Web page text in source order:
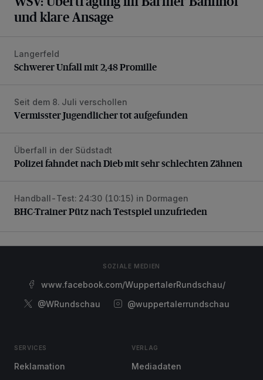
und klare Ansage
Schwerer Unfall mit 2,48 Promille
Langerfeld
Schwerer Unfall mit 2,48 Promille
Vermisster Jugendlicher tot aufgefunden
Seit dem 8. Juli verschollen
Vermisster Jugendlicher tot aufgefunden
Polizei fahndet nach Dieb mit sehr schlechten Zähnen
Überfall in der Südstadt
Polizei fahndet nach Dieb mit sehr schlechten Zähnen
BHC-Trainer Pütz nach Testspiel unzufrieden
Handball-Test: 24:30 (10:15) in Dormagen
BHC-Trainer Pütz nach Testspiel unzufrieden
SOZIALE MEDIEN
www.facebook.com/WuppertalerRundschau/
@WRundschau
@wuppertalerrundschau
SERVICES
Reklamation
VERLAG
Mediadaten